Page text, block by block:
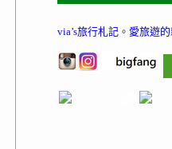
via’s旅行札記 。 愛旅遊